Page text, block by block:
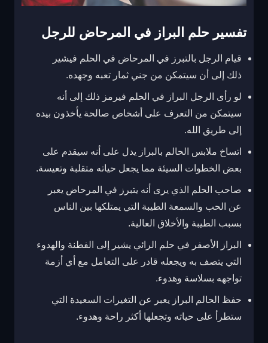
تفسير حلم البراز في المرحاض للرجل
قيام الرجل بالتبرز في المرحاض في الحلم فيشير
ذلك إلى أن سيتمكن من جني ثمار تعبه وجهده.
لو رأى الرجل البراز في الحلم فيرمز ذلك إلى أنه
سيتمكن من التعرف على أشخاص صالحة يأخذون بيده
إلى طريق الله.
اتساخ ملابس الحالم بالبراز يدل على أنه سيقدم على
بعض الخطوات السيئة مما يجعل حياته متقلبة وتعيسة.
صاحب الحلم الذي يرى أنه يتبرز في المرحاض يعبر
عن الحب والسمعة الطيبة التي يمتلكها بين الناس
بسبب الطيبة والأخلاق العالية.
البراز الأصفر في حلم الرائي يشير إلى الفطنة والهدوء
التي يتصف به ويجعله قادر على التعامل مع أي أزمة
تواجهه بسلاسة وهدوء.
حفظ الحالم البراز يعبر عن التغيرات السعيدة التي
ستطرأ على حياته وتجعلها أكثر راحة وهدوء.